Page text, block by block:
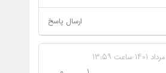
ارسال پاسخ